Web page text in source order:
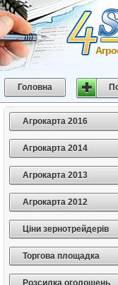
Головна
Агрокарта 2016
Агрокарта 2014
Агрокарта 2013
Агрокарта 2012
Ціни зернотрейдерів
Торгова площадка
Розсилка оголошень